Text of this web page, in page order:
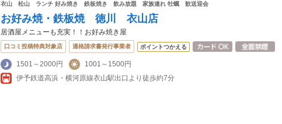
衣山 松山 ランチ 好み焼き 鉄板焼き 飲み放題 家族連れ 牡蠣 歓送迎会
お好み焼・鉄板焼 徳川 衣山店
居酒屋メニューも充実！！お好み焼き屋
口コミ投稿特典対象店 適格請求書発行事業者 ポイントつかえる
1501～2000円
1001～1500円
伊予鉄道高浜・横河原線衣山駅出口より徒歩約7分